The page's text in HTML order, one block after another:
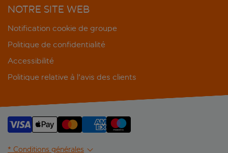
NOTRE SITE WEB
Notification cookie de groupe
Politique de confidentialité
Accessibilité
Politique relative à l'avis des clients
* Conditions générales